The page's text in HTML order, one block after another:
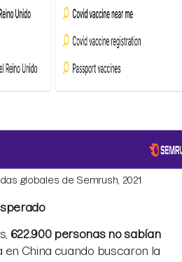
globales de Semrush, 2021
622.900 personas no sabían
en China cuando buscaron la